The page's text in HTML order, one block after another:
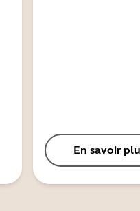
En savoir